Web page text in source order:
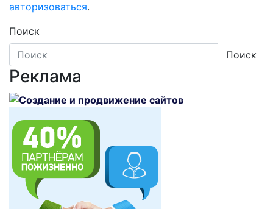
авторизоваться.
Поиск
Поиск
Реклама